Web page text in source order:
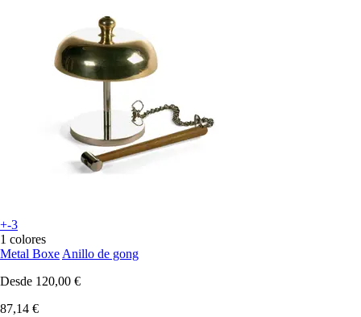
+-3
1 colores
Metal Boxe Anillo de gong
Desde 120,00 €
87,14 €